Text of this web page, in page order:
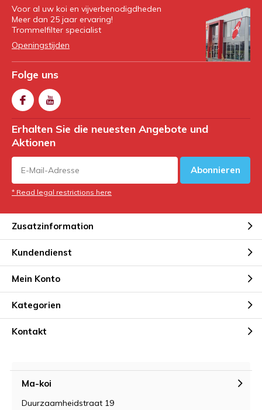
Voor al uw koi en vijverbenodigdheden
Meer dan 25 jaar ervaring!
Trommelfilter specialist
Openingstijden
Folge uns
Erhalten Sie die neuesten Angebote und
Aktionen
Abonnieren
* Read legal restrictions here
Zusatzinformation
Kundendienst
Mein Konto
Kategorien
Kontakt
Ma-koi
Duurzaamheidstraat 19